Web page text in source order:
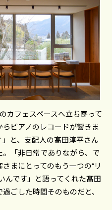
カフェスペースへ立ち寄って
ピアノのレコードが響きま
と、支配人の髙田淳平さん
「非日常でありながら、で
まにとってのもう一つの“リ
んです」と語ってくれた髙田
ごした時間そのものだと、